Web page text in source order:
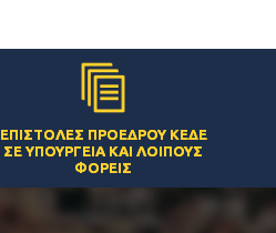
ΕΠΙΣΤΟΛΈΣ ΠΡΟΈΔΡΟΥ ΚΕΔΕ
ΣΕ ΥΠΟΥΡΓΕΊΑ ΚΑΙ ΛΟΙΠΟΎΣ
ΦΟΡΕΊΣ